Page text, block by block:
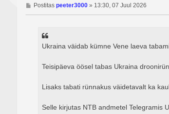
P
o
Postitas peeter3000» 13:30, 07 Juul 2026
Ukraina väidab kümne Vene laeva
Teisipäeva öösel tabas Ukraina
Lisaks tabati rünnakus väidetavalt ka
Selle kirjutas NTB andmetel Telegramis